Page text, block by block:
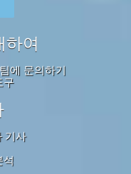
하여
에 문의하기
구
기사
석